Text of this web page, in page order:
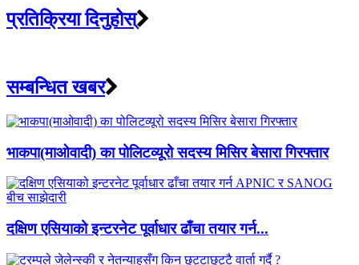
प्रतिक्रिया दिनुहोस्
सम्बन्धित खबर
भाकपा(माओवादी) का पोलिटव्यूरो सदस्य मिसिर बेसारा गिरफ्तार
दक्षिण एसियाको इन्टरनेट पूर्वाधार ढाँचा तयार गर्न...